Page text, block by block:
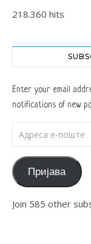
218.360 hits
Enter your email
notifications of new
Пријава
Join 585 other